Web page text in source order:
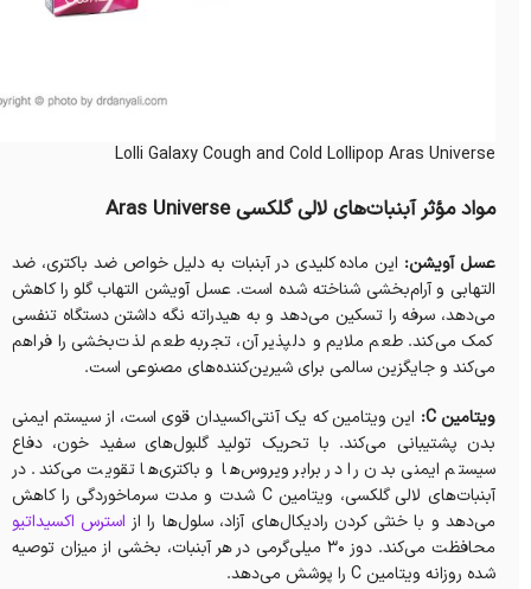
Lolli Galaxy Cough and Cold Lollipop Aras Universe
مواد مؤثر آبنبات‌های لالی گلکسی Aras Universe
عسل آویشن: این ماده کلیدی در آبنبات به دلیل خواص ضد باکتری، ضد
التهابی و آرام‌بخشی شناخته شده است. عسل آویشن التهاب گلو را کاهش
می‌دهد، سرفه را تسکین می‌دهد و به هیدراته نگه داشتن دستگاه تنفسی
کمک می‌کند. طعم ملایم و دلپذیر آن، تجربه طعم لذت‌بخشی را فراهم
می‌کند و جایگزین سالمی برای شیرین‌کننده‌های مصنوعی است.
ویتامین C:
این ویتامین که یک آنتی‌اکسیدان قوی است، از سیستم ایمنی
بدن پشتیبانی می‌کند. با تحریک تولید گلبول‌های سفید خون، دفاع
سیستم ایمنی بدن را در برابر ویروس‌ها و باکتری‌ها تقویت می‌کند. در
آبنبات‌های لالی گلکسی، ویتامین C شدت و مدت سرماخوردگی را کاهش
می‌دهد و با خنثی کردن رادیکال‌های آزاد، سلول‌ها را از استرس اکسیداتیو
محافظت می‌کند. دوز 30 میلی‌گرمی در هر آبنبات، بخشی از میزان توصیه
شده روزانه ویتامین C را پوشش می‌دهد.